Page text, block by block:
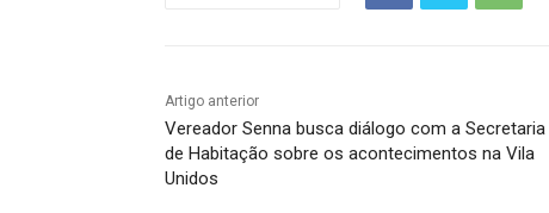
Artigo anterior
Vereador Senna busca diálogo com a Secretaria
de Habitação sobre os acontecimentos na Vila
Unidos